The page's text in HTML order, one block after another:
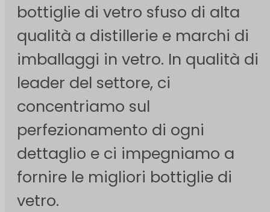
bottiglie di vetro sfuso di alta
qualità a distillerie e marchi di
imballaggi in vetro. In qualità di
leader del settore, ci
concentriamo sul
perfezionamento di ogni
dettaglio e ci impegniamo a
fornire le migliori bottiglie di
vetro.